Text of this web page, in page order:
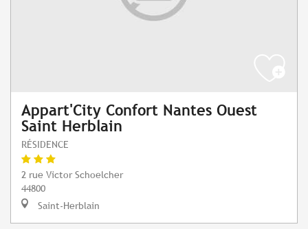
Appart'City Confort Nantes Ouest
Saint Herblain
RÉSIDENCE
2 rue Victor Schoelcher
44800
Saint-Herblain